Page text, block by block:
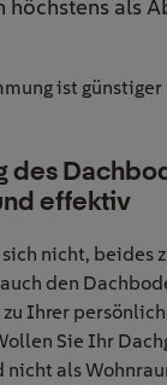
höchstens als
ist
des
effektiv
nicht, beides
den
zu Ihrer
ollen Sie Ihr
nicht als